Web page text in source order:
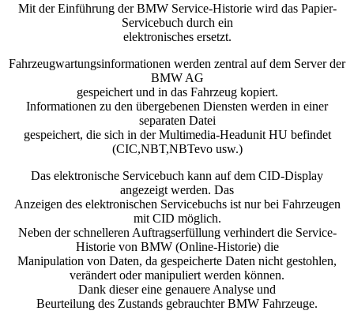
Mit der Einführung der BMW Service-Historie wird das Papier-
Servicebuch durch ein
elektronisches ersetzt.
Fahrzeugwartungsinformationen werden zentral auf dem Server der
BMW AG
gespeichert und in das Fahrzeug kopiert.
Informationen zu den übergebenen Diensten werden in einer
separaten Datei
gespeichert, die sich in der Multimedia-Headunit HU befindet
(CIC,NBT,NBTevo usw.)
Das elektronische Servicebuch kann auf dem CID-Display
angezeigt werden. Das
Anzeigen des elektronischen Servicebuchs ist nur bei Fahrzeugen
mit CID möglich.
Neben der schnelleren Auftragserfüllung verhindert die Service-
Historie von BMW (Online-Historie) die
Manipulation von Daten, da gespeicherte Daten nicht gestohlen,
verändert oder manipuliert werden können.
Dank dieser eine genauere Analyse und
Beurteilung des Zustands gebrauchter BMW Fahrzeuge.